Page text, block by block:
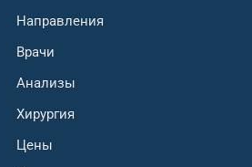
Направления
Врачи
Анализы
Хирургия
Цены